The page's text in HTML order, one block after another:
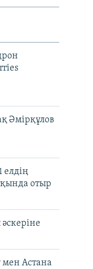
Әмірқұлов
елдің
отыр
мен Астана